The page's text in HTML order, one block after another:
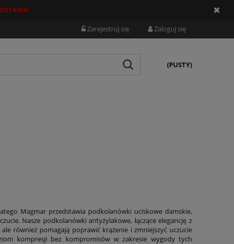
Zarejestruj się Zaloguj się
(PUSTY)
Magmar przedstawia podkolanówki uciskowe damskie,
Nasze podkolanówki antyżylakowe, łączące elegancję z
również pomagają poprawić krążenie i zmniejszyć uczucie
kompresji bez kompromisów w zakresie wygody tych